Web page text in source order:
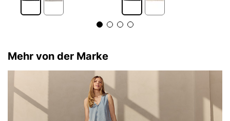
Mehr von der Marke